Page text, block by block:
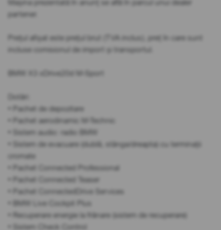
Mașina prezentată în anunț se află în parcul unui dealer
partener.
Prețul afișat este prețul brut (TVA inclus), preț în care sunt
incluse comisionul de import și transportul.
BMW X3 xDrive20d M-Sport
Dotări:
• Pachet de depozitare
• Pachet aerodinamic M-Technic
• Sistem audio: radio BMW
• Sistem de evacuare (dublă, stânga/dreapta) cu terminații
cromate
• Pachet Connected Professional
• Pachet Connected Teaser
• Pachet ConnectedDrive Services
• BMW Live Cockpit Plus
• Recuperare energie la frânare (sistem de recuperare)
• Sistem Check Control